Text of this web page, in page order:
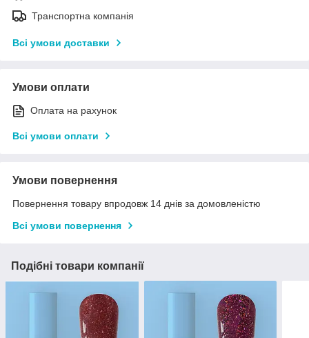
Транспортна компанія
Всі умови доставки
Умови оплати
Оплата на рахунок
Всі умови оплати
Умови повернення
Повернення товару впродовж 14 днів за домовленістю
Всі умови повернення
Подібні товари компанії